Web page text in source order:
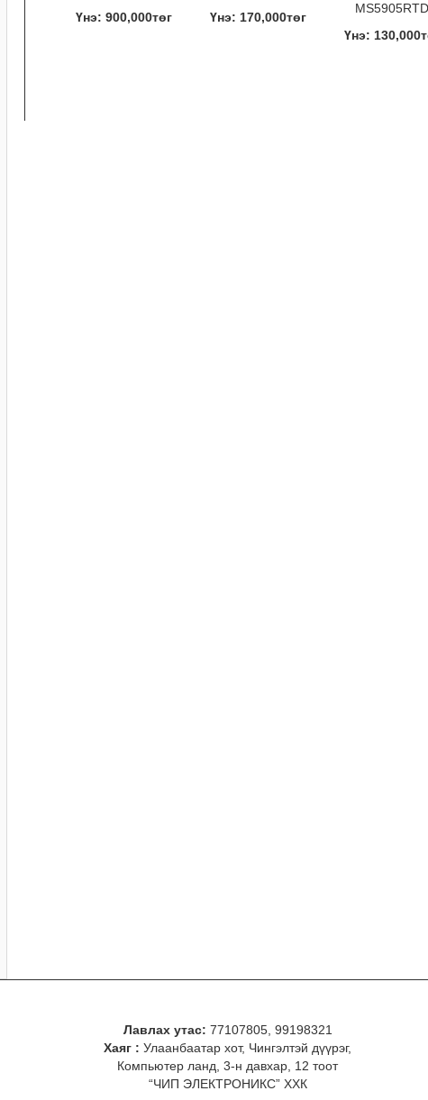
Үнэ: 900,000төг
Үнэ: 170,000төг
MS5905RTD
Үнэ:
Лавлах утас: 77107805, 99198321
Хаяг : Улаанбаатар хот, Чингэлтэй дүүрэг,
Компьютер ланд, 3-н давхар, 12 тоот
“ЧИП ЭЛЕКТРОНИКС” ХХК